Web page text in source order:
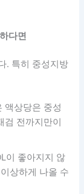
다면
. 특히 중성지방
액상당은 중성
검 전까지만이
이 좋아지지 않
상하게 나올 수